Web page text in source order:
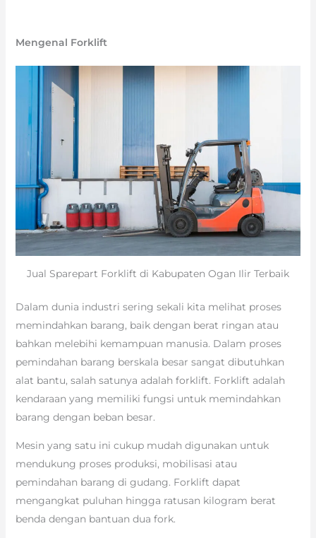
Mengenal Forklift
Jual Sparepart Forklift di Kabupaten Ogan Ilir Terbaik
Dalam dunia industri sering sekali kita melihat proses
memindahkan barang, baik dengan berat ringan atau
bahkan melebihi kemampuan manusia. Dalam proses
pemindahan barang berskala besar sangat dibutuhkan
alat bantu, salah satunya adalah forklift. Forklift adalah
kendaraan yang memiliki fungsi untuk memindahkan
barang dengan beban besar.
Mesin yang satu ini cukup mudah digunakan untuk
mendukung proses produksi, mobilisasi atau
pemindahan barang di gudang. Forklift dapat
mengangkat puluhan hingga ratusan kilogram berat
benda dengan bantuan dua fork.